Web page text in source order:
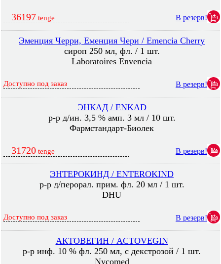
36197 tenge В резерв!
Эменция Черри, Еменция Чери / Emencia Cherry
сироп 250 мл, фл. / 1 шт.
Laboratoires Envencia
Доступно под заказ В резерв!
ЭНКАД / ENKAD
р-р д/ин. 3,5 % амп. 3 мл / 10 шт.
Фармстандарт-Биолек
31720 tenge В резерв!
ЭНТЕРОКИНД / ENTEROKIND
р-р д/перорал. прим. фл. 20 мл / 1 шт.
DHU
Доступно под заказ В резерв!
АКТОВЕГИН / ACTOVEGIN
р-р инф. 10 % фл. 250 мл, с декстрозой / 1 шт.
Nycomed